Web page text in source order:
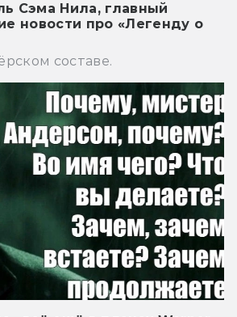
Сэма Нила, главный
новости про «Легенду о
составе.